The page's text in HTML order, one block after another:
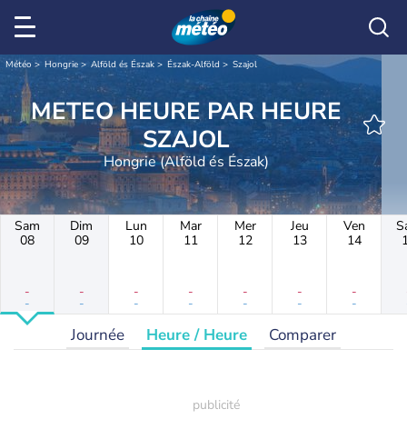
Météo Hongrie Alföld és Észak Észak-Alföld Szajol
METEO HEURE PAR HEURE
SZAJOL
Hongrie (Alföld és Észak)
Sam
08
-
-
Dim
09
-
-
Lun
10
-
-
Mar
11
-
-
Mer
12
-
-
Jeu
13
-
-
Ven
14
-
-
Journée Heure / Heure Comparer